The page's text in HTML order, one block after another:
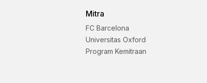
Mitra
FC Barcelona
Universitas Oxford
Program Kemitraan